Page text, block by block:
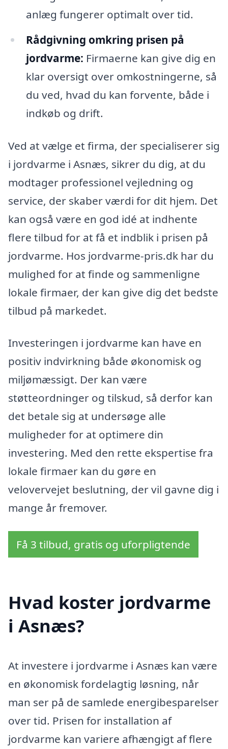
anlæg fungerer optimalt over tid.
Rådgivning omkring prisen på
jordvarme: Firmaerne kan give dig en
klar oversigt over omkostningerne, så
du ved, hvad du kan forvente, både i
indkøb og drift.
Ved at vælge et firma, der specialiserer sig
i jordvarme i Asnæs, sikrer du dig, at du
modtager professionel vejledning og
service, der skaber værdi for dit hjem. Det
kan også være en god idé at indhente
flere tilbud for at få et indblik i prisen på
jordvarme. Hos jordvarme-pris.dk har du
mulighed for at finde og sammenligne
lokale firmaer, der kan give dig det bedste
tilbud på markedet.
Investeringen i jordvarme kan have en
positiv indvirkning både økonomisk og
miljømæssigt. Der kan være
støtteordninger og tilskud, så derfor kan
det betale sig at undersøge alle
muligheder for at optimere din
investering. Med den rette ekspertise fra
lokale firmaer kan du gøre en
velovervejet beslutning, der vil gavne dig i
mange år fremover.
Få 3 tilbud, gratis og uforpligtende
Hvad koster jordvarme
i Asnæs?
At investere i jordvarme i Asnæs kan være
en økonomisk fordelagtig løsning, når
man ser på de samlede energibesparelser
over tid. Prisen for installation af
jordvarme kan variere afhængigt af flere